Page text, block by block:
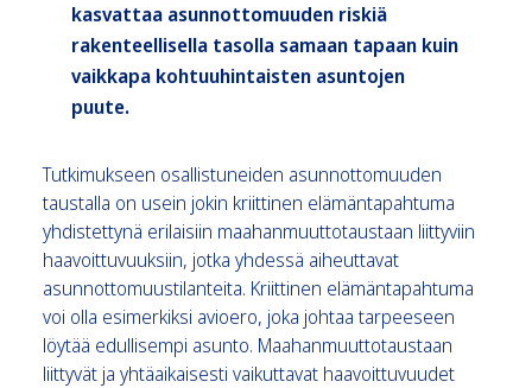
kasvattaa asunnottomuuden riskiä
rakenteellisella tasolla samaan tapaan kuin
vaikkapa kohtuuhintaisten asuntojen
puute.
Tutkimukseen osallistuneiden asunnottomuuden
taustalla on usein jokin kriittinen elämäntapahtuma
yhdistettynä erilaisiin maahanmuuttotaustaan liittyviin
haavoittuvuuksiin, jotka yhdessä aiheuttavat
asunnottomuustilanteita. Kriittinen elämäntapahtuma
voi olla esimerkiksi avioero, joka johtaa tarpeeseen
löytää edullisempi asunto. Maahanmuuttotaustaan
liittyvät ja yhtäaikaisesti vaikuttavat haavoittuvuudet